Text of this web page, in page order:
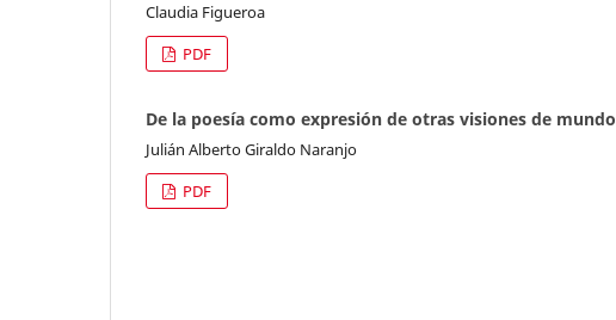
Claudia Figueroa
PDF
De la poesía como expresión de otras visiones de mundo
Julián Alberto Giraldo Naranjo
PDF